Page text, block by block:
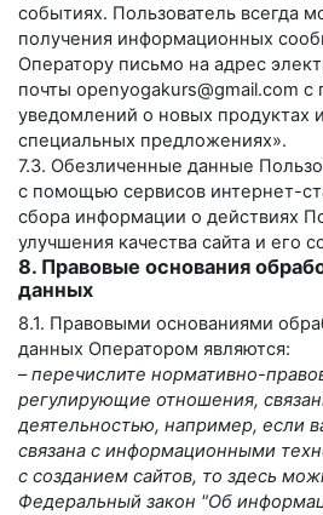
событиях. Пользователь всегда
получения информационных
Оператору письмо на адрес
почты openyogakurs@gmail.com с
уведомлений о новых продуктах
специальных предложениях».
7.3. Обезличенные данные
с помощью сервисов интернет-
сбора информации о действиях
улучшения качества сайта и его
8. Правовые основания
данных
8.1. Правовыми основаниями
данных Оператором являются:
–перечислите нормативно-
регулирующие отношения,
деятельностью, например, если
связана с информационными
с созданием сайтов, то здесь
Федеральный закон "Об